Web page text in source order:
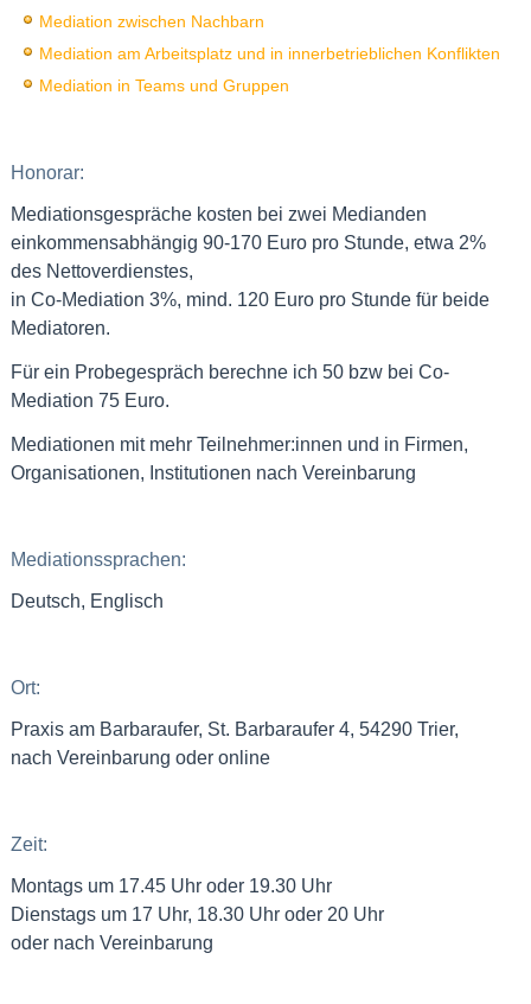
Mediation zwischen Nachbarn
Mediation am Arbeitsplatz und in innerbetrieblichen Konflikten
Mediation in Teams und Gruppen
Honorar:
Mediationsgespräche kosten bei zwei Medianden
einkommensabhängig 90-170 Euro pro Stunde, etwa 2%
des Nettoverdienstes,
in Co-Mediation 3%, mind. 120 Euro pro Stunde für beide
Mediatoren.
Für ein Probegespräch berechne ich 50 bzw bei Co-
Mediation 75 Euro.
Mediationen mit mehr Teilnehmer:innen und in Firmen,
Organisationen, Institutionen nach Vereinbarung
Mediationssprachen:
Deutsch, Englisch
Ort:
Praxis am Barbaraufer, St. Barbaraufer 4, 54290 Trier,
nach Vereinbarung oder online
Zeit:
Montags um 17.45 Uhr oder 19.30 Uhr
Dienstags um 17 Uhr, 18.30 Uhr oder 20 Uhr
oder nach Vereinbarung